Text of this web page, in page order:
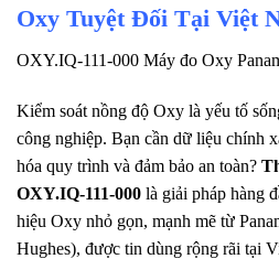
Oxy Tuyệt Đối Tại Việt
OXY.IQ-111-000 Máy đo Oxy
Kiểm soát nồng độ Oxy là yếu tố
công nghiệp. Bạn cần dữ liệu chính
hóa quy trình và đảm bảo an toàn?
OXY.IQ-111-000 là giải pháp hàng
hiệu Oxy nhỏ gọn, mạnh mẽ từ
Hughes), được tin dùng rộng rãi tại